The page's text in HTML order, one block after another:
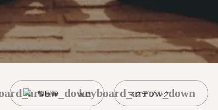
韓国語 マクデブルク
keyboard_arrow_down